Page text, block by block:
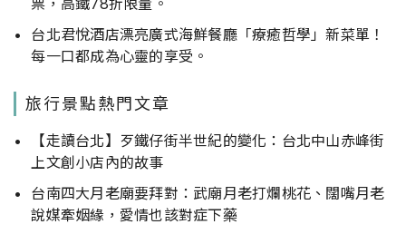
票，高鐵78折限量。
台北君悅酒店漂亮廣式海鮮餐廳「療癒哲學」新菜單！
每一口都成為心靈的享受。
旅行景點熱門文章
【走讀台北】歹鐵仔街半世紀的變化：台北中山赤峰街
上文創小店內的故事
台南四大月老廟要拜對：武廟月老打爛桃花、闊嘴月老
說媒牽姻緣，愛情也該對症下藥